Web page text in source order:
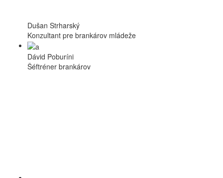
Dušan Strharský
Konzultant pre brankárov mládeže
Dávid Poburíni
Šéftréner brankárov